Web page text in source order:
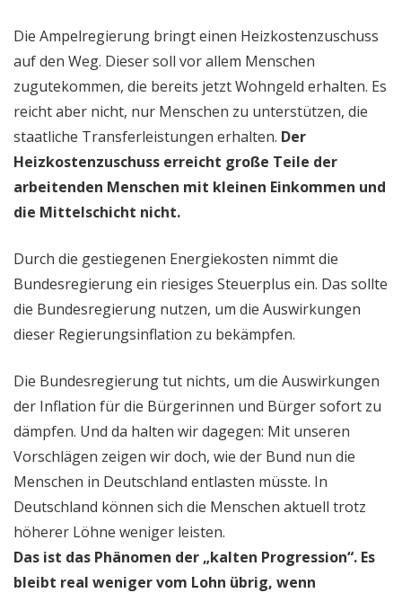
Die Ampelregierung bringt einen Heizkostenzuschuss
auf den Weg. Dieser soll vor allem Menschen
zugutekommen, die bereits jetzt Wohngeld erhalten. Es
reicht aber nicht, nur Menschen zu unterstützen, die
staatliche Transferleistungen erhalten. Der
Heizkostenzuschuss erreicht große Teile der
arbeitenden Menschen mit kleinen Einkommen und
die Mittelschicht nicht.
Durch die gestiegenen Energiekosten nimmt die
Bundesregierung ein riesiges Steuerplus ein. Das sollte
die Bundesregierung nutzen, um die Auswirkungen
dieser Regierungsinflation zu bekämpfen.
Die Bundesregierung tut nichts, um die Auswirkungen
der Inflation für die Bürgerinnen und Bürger sofort zu
dämpfen. Und da halten wir dagegen: Mit unseren
Vorschlägen zeigen wir doch, wie der Bund nun die
Menschen in Deutschland entlasten müsste. In
Deutschland können sich die Menschen aktuell trotz
höherer Löhne weniger leisten.
Das ist das Phänomen der „kalten Progression“. Es
bleibt real weniger vom Lohn übrig, wenn